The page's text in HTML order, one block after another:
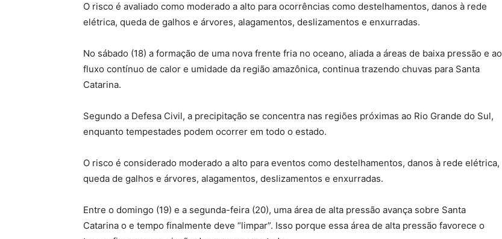
O risco é avaliado como moderado a alto para ocorrências como destelhamentos, danos à rede
elétrica, queda de galhos e árvores, alagamentos, deslizamentos e enxurradas.
No sábado (18) a formação de uma nova frente fria no oceano, aliada a áreas de baixa pressão e ao
fluxo contínuo de calor e umidade da região amazônica, continua trazendo chuvas para Santa
Catarina.
Segundo a Defesa Civil, a precipitação se concentra nas regiões próximas ao Rio Grande do Sul,
enquanto tempestades podem ocorrer em todo o estado.
O risco é considerado moderado a alto para eventos como destelhamentos, danos à rede elétrica,
queda de galhos e árvores, alagamentos, deslizamentos e enxurradas.
Entre o domingo (19) e a segunda-feira (20), uma área de alta pressão avança sobre Santa
Catarina o e tempo finalmente deve “limpar”. Isso porque essa área de alta pressão favorece o